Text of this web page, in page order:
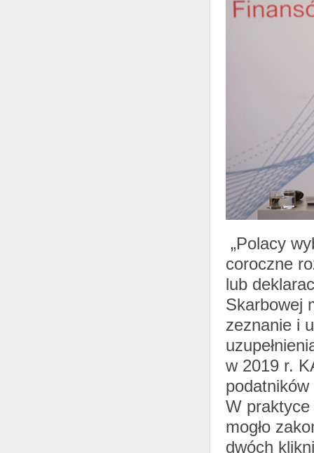
„Polacy
coroczne
lub
Skarbowej
zeznanie i
w 2019 r.
W
mogło
dwóch